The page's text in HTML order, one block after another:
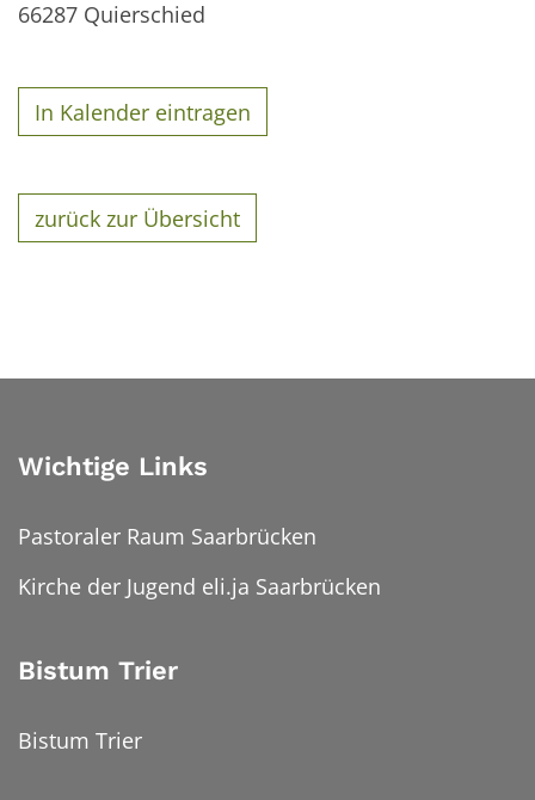
66287 Quierschied
In Kalender eintragen
zurück zur Übersicht
Wichtige Links
Pastoraler Raum Saarbrücken
Kirche der Jugend eli.ja Saarbrücken
Bistum Trier
Bistum Trier